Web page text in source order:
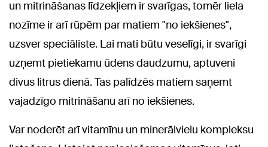
un mitrināšanas līdzekļiem ir svarīgas, tomēr liela
nozīme ir arī rūpēm par matiem "no iekšienes",
uzsver speciāliste. Lai mati būtu veselīgi, ir svarīgi
uzņemt pietiekamu ūdens daudzumu, aptuveni
divus litrus dienā. Tas palīdzēs matiem saņemt
vajadzīgo mitrināšanu arī no iekšienes.
Var noderēt arī vitamīnu un minerālvielu kompleksu